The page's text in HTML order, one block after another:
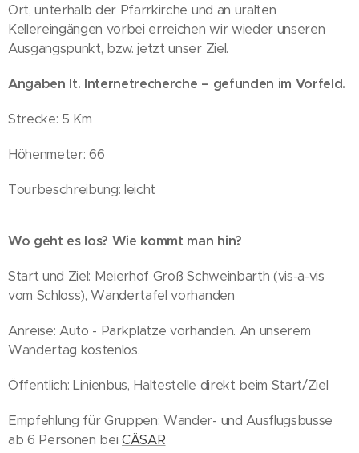
Ort, unterhalb der Pfarrkirche und an uralten
Kellereingängen vorbei erreichen wir wieder unseren
Ausgangspunkt, bzw. jetzt unser Ziel.
Angaben lt. Internetrecherche – gefunden im Vorfeld.
Strecke: 5 Km
Höhenmeter: 66
Tourbeschreibung: leicht
Wo geht es los? Wie kommt man hin?
Start und Ziel: Meierhof Groß Schweinbarth (vis-a-vis
vom Schloss), Wandertafel vorhanden
Anreise: Auto - Parkplätze vorhanden. An unserem
Wandertag kostenlos.
Öffentlich: Linienbus, Haltestelle direkt beim Start/Ziel
Empfehlung für Gruppen: Wander- und Ausflugsbusse
ab 6 Personen beiCÄSAR